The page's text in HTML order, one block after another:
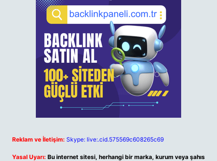
Reklam ve İletişim: Skype: live:.cid.575569c608265c69
Yasal Uyarı: Bu internet sitesi, herhangi bir marka, kurum veya şahıs